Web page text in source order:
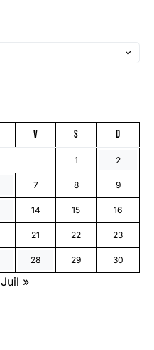
V S D
1 2
7 8 9
14 15 16
21 22 23
28 29 30
Juil »